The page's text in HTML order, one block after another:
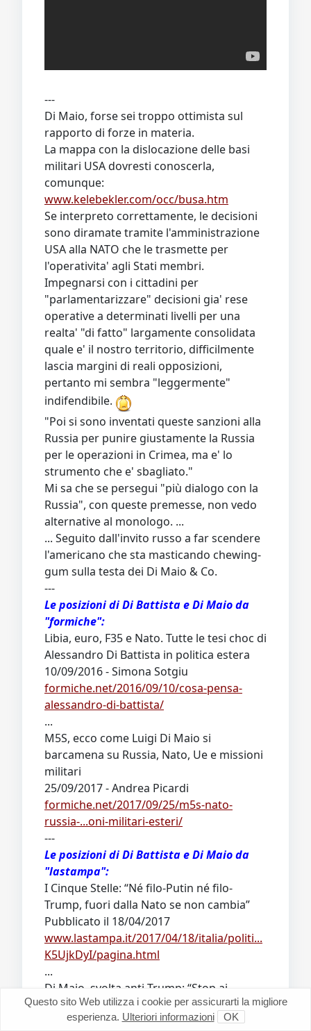
---
Di Maio, forse sei troppo ottimista sul
rapporto di forze in materia.
La mappa con la dislocazione delle basi
militari USA dovresti conoscerla,
comunque:
www.kelebekler.com/occ/busa.htm
Se interpreto correttamente, le decisioni
sono diramate tramite l'amministrazione
USA alla NATO che le trasmette per
l'operativita' agli Stati membri.
Impegnarsi con i cittadini per
"parlamentarizzare" decisioni gia' rese
operative a determinati livelli per una
realta' "di fatto" largamente consolidata
quale e' il nostro territorio, difficilmente
lascia margini di reali opposizioni,
pertanto mi sembra "leggermente"
indifendibile.
"Poi si sono inventati queste sanzioni alla
Russia per punire giustamente la Russia
per le operazioni in Crimea, ma e' lo
strumento che e' sbagliato."
Mi sa che se persegui "più dialogo con la
Russia", con queste premesse, non vedo
alternative al monologo. ...
... Seguito dall'invito russo a far scendere
l'americano che sta masticando chewing-
gum sulla testa dei Di Maio & Co.
---
Le posizioni di Di Battista e Di Maio da
"formiche":
Libia, euro, F35 e Nato. Tutte le tesi choc di
Alessandro Di Battista in politica estera
10/09/2016 - Simona Sotgiu
formiche.net/2016/09/10/cosa-pensa-
alessandro-di-battista/
...
M5S, ecco come Luigi Di Maio si
barcamena su Russia, Nato, Ue e missioni
militari
25/09/2017 - Andrea Picardi
formiche.net/2017/09/25/m5s-nato-
russia-...oni-militari-esteri/
---
Le posizioni di Di Battista e Di Maio da
"lastampa":
I Cinque Stelle: “Né filo-Putin né filo-
Trump, fuori dalla Nato se non cambia”
Pubblicato il 18/04/2017
www.lastampa.it/2017/04/18/italia/politi...
K5UjkDyI/pagina.html
...
Di Maio, svolta anti-Trump: “Stop ai
finanziamenti per le missioni della Nato”
L’aspirante premier: recuperare i rapporti
Questo sito Web utilizza i cookie per assicurarti la migliore
esperienza. Ulteriori informazioni OK